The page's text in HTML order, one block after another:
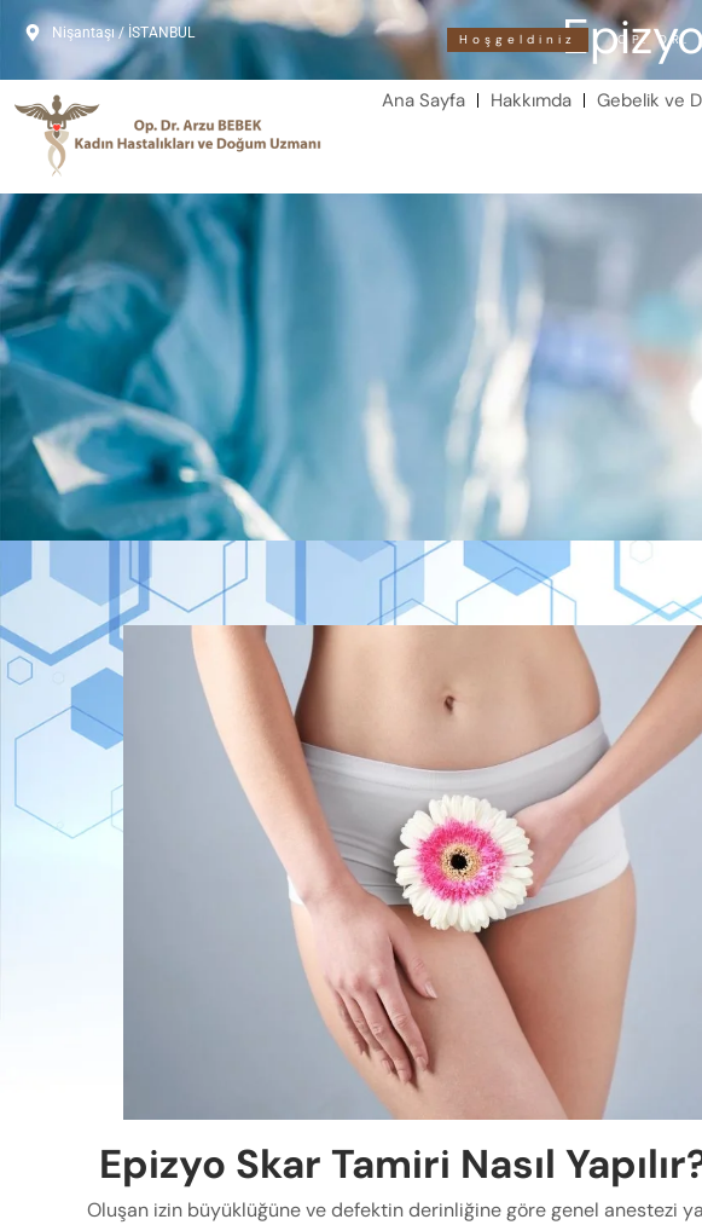
Nişantaşı / İSTANBUL Hoşgeldiniz OP. DR. ARZU
Ana Sayfa Hakkımda Gebelik ve
Epizyo Skar Tamiri Nasıl
Oluşan izin büyüklüğüne ve defektin derinliğine göre genel anestezi